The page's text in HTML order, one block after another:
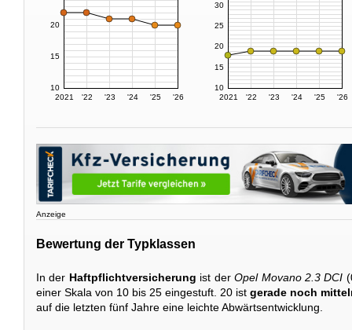
2021 '22 '23 '24 '25 '26
10
15
20
2021 '22 '23 '24 '25 '26
10
15
20
25
30
Anzeige
Bewertung der Typklassen
In der Haftpflichtversicherung ist derOpel Movano 2.3 DCI
einer Skala von 10 bis 25 eingestuft. 20 ist gerade noch
auf die letzten fünf Jahre eine leichte Abwärtsentwicklung.